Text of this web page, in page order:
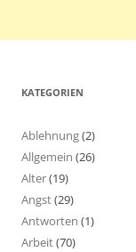
KATEGORIEN
Ablehnung(2)
Allgemein (26)
Alter(19)
Angst(29)
Antworten (1)
Arbeit(70)